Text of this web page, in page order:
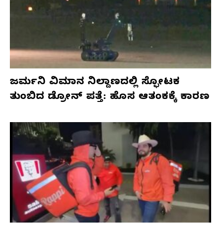
ಜರ್ಮನಿ ವಿಮಾನ ನಿಲ್ದಾಣದಲ್ಲಿ ಸ್ಫೋಟಕ
ತುಂಬಿದ ಡ್ರೋನ್ ಪತ್ತೆ: ಹೊಸ ಆತಂಕಕ್ಕೆ ಕಾರಣ